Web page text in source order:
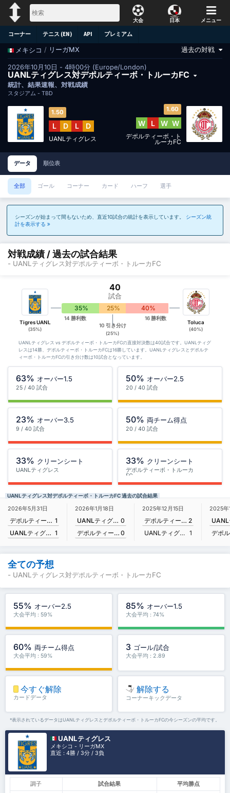
大会 日本 メニュー
コーナー テニス (EN) API プレミアム
メキシコ / リーガMX 過去の対戦
2026年10月10日 - 4時00分 (Europe/London)
UANLティグレス対デポルティーボ・トルーカFC
統計、結果速報、対戦成績
スタジアム - TBD
1.50
L D L D
UANLティグレス
1.60
W L W W
デポルティーボ・ト
ルーカFC
データ 順位表
全部 ゴール コーナー カード ハーフ 選手
シーズンが始まって間もないため、直近10試合の統計を表示しています。 シーズン統
計を表示する
対戦成績 / 過去の試合結果
- UANLティグレス対デポルティーボ・トルーカFC
Tigres UANL
(35%)
40
試合
35% 25% 40%
14 勝利数
10 引き分け
(25%)
16 勝利数
Toluca
(40%)
UANLティグレス vs デポルティーボ・トルーカFCの直接対決数は40試合です。UANLティグ
レスは14勝、デポルティーボ・トルーカFCは16勝しています。UANLティグレスとデポルテ
ィーボ・トルーカFCの引き分け数は10試合となっています。
63% オーバー1.5
25 / 40 試合
50% オーバー2.5
20 / 40 試合
23% オーバー3.5
9 / 40 試合
50% 両チーム得点
20 / 40 試合
33% クリーンシート
UANLティグレス
33% クリーンシート
デポルティーボ・トルーカ
FC
UANLティグレス対デポルティーボ・トルーカFC 過去の試合結果
2026年5月31日
デポルティーボ・トルーカFC 1
UANLティグレス 1
2026年1月18日
UANLティグレス 0
デポルティーボ・トルーカFC 0
2025年12月15日
デポルティーボ・トルーカFC 2
UANLティグレス 1
2025年
全ての予想
- UANLティグレス対デポルティーボ・トルーカFC
55% オーバー2.5
大会平均 : 59%
85% オーバー1.5
大会平均 : 74%
60% 両チーム得点
大会平均 : 59%
3 ゴール/試合
大会平均 : 2.89
今すぐ解除
カードデータ
解除する
コーナーキックデータ
*表示されているデータはUANLティグレスとデポルティーボ・トルーカFCの今シーズンの平均です。
UANLティグレス
メキシコ - リーガMX
直近 : 4勝 / 3分 / 3負
調子 試合結果
平均勝点